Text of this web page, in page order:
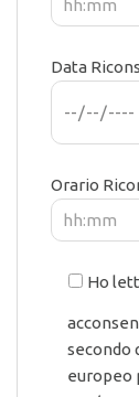
Data
Orario
Ho
secondo
europeo